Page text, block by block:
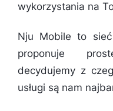
wykorzystania na
Nju Mobile to
proponuje
decydujemy z
usługi są nam